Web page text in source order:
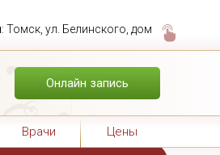
: Томск, ул. Белинского, дом
Онлайн запись
Врачи Цены